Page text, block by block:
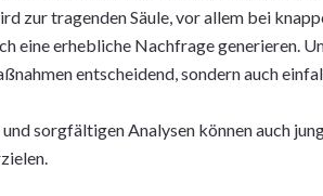
zur tragenden Säule, vor allem bei
eine erhebliche Nachfrage generieren.
entscheidend, sondern auch
sorgfältigen Analysen können auch